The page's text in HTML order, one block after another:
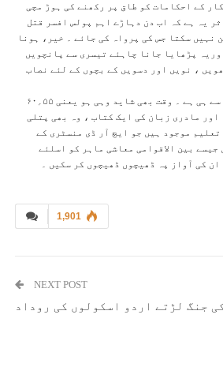
کے احکامات کو طاق پر رکھنے کی ہوڑ مچی
یہ ہے کہ اب دن دہاڑے اہم پولس افسر قتل
نہیں سکتا جس کی پرواہ کی جائے ۔ خیر، ہونا
پڑھایا جانا چاہئے تیسری سے پانچویں
، نویں اور دسویں کے بچوں کے لئے نصاب
ہماری تعلیم بھی مہاراشٹر میں ہوئی ہے اور ایچ آر ڈی منسٹر کا تعلق بھی مہاراشٹر سے ہی ہے ۔ وقت بھی شاید وہی ہو یعنی ۵۵؍۶۰
مادری زبان کی ایک کتاب ، وہ بھی پتلی
موجود ہیں جو ایچ آر ڈی منسٹری کے
بین الاقوامی معاشی ماہر کو اسلئے
کی آواز پہ ڈھیچوں ڈھیچوں کر سکیں ۔
1,901
NEXT POST
جنگ لڑتے اردو اسکولوں کی روداد